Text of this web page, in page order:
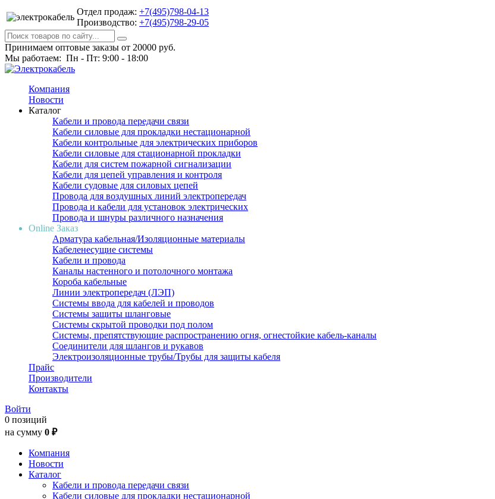
Отдел продаж: +7(495)798-04-13
Производство: +7(495)798-29-05
Принимаем оптовые заказы от 20000 руб.
Мы работаем: Пн - Пт: 9:00 - 18:00
Компания
Новости
Каталог
Кабели и провода передачи связи
Кабели силовые для прокладки нестационарной
Кабели контрольные для электрических приборов
Кабели силовые для стационарной прокладки
Кабели для систем пожарной сигнализации
Кабели для цепей управления и контроля
Кабели судовые для силовых цепей
Провода для воздушных линий электропередач
Провода и кабели для установок электрических
Провода и шнуры различного назначения
Online Заказ
Арматура кабельная/Изоляционные материалы
Кабеленесущие системы
Кабели и провода
Каналы настенного и потолочного монтажа
Короба кабельные
Линии электропередач (ЛЭП)
Системы ввода для кабелей и проводов
Системы защиты шланговые
Системы скрытой проводки под полом
Системы, препятствующие распространению огня, огнестойкие кабель-каналы
Соединители для шлангов и рукавов
Электроизоляционные трубы/Трубы для защиты кабеля
Прайс
Производители
Контакты
Войти
0 позиций
на сумму 0 ₽
Компания
Новости
Каталог
Кабели и провода передачи связи
Кабели силовые для прокладки нестационарной